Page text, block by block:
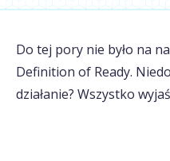
Do tej pory nie było na
Definition of Ready.
działanie? Wszystko